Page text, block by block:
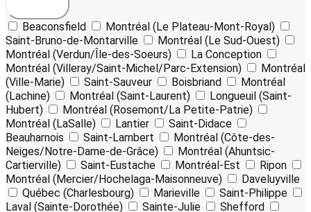
Beaconsfield
Montréal (Le Plateau-Mont-Royal)
Saint-Bruno-de-Montarville
Montréal (Le Sud-Ouest)
Montréal (Verdun/Île-des-Soeurs)
La Conception
Montréal (Villeray/Saint-Michel/Parc-Extension)
Montréal
(Ville-Marie)
Saint-Sauveur Boisbriand
Montréal
(Lachine)
Montréal (Saint-Laurent)
Longueuil (Saint-
Hubert)
Montréal (Rosemont/La Petite-Patrie)
Montréal (LaSalle)
Lantier
Saint-Didace
Beauharnois
Saint-Lambert
Montréal (Côte-des-
Neiges/Notre-Dame-de-Grâce)
Montréal (Ahuntsic-
Cartierville)
Saint-Eustache Montréal-Est
Ripon
Montréal (Mercier/Hochelaga-Maisonneuve)
Daveluyville
Québec (Charlesbourg)
Marieville
Saint-Philippe
Laval (Sainte-Dorothée)
Sainte-Julie Shefford